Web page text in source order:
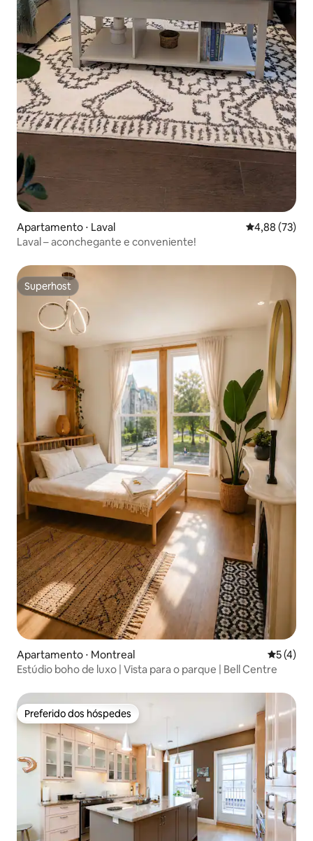
Apartamento ⋅ Laval 4,88 de uma
4,88 (73)
Laval – aconchegante e conveniente!
Superhost
Superhost
Apartamento ⋅ Montreal 5 de
5 (4)
Estúdio boho de luxo | Vista para o parque | Bell Centre
Preferido dos hóspedes
Preferido dos hóspedes